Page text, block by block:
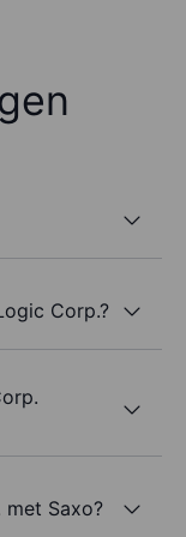
Corp.?
met Saxo?